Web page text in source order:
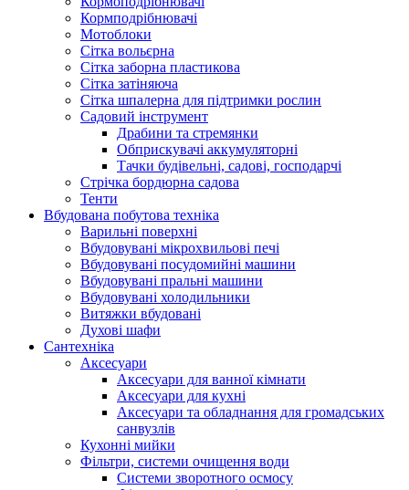
Кормподрібнювачі
Мотоблоки
Сітка вольєрна
Сітка заборна пластикова
Сітка затіняюча
Сітка шпалерна для підтримки рослин
Садовий інструмент
Драбини та стремянки
Обприскувачі аккумуляторні
Тачки будівельні, садові, господарчі
Стрічка бордюрна садова
Тенти
Вбудована побутова техніка
Варильні поверхні
Вбудовувані мікрохвильові печі
Вбудовувані посудомийні машини
Вбудовувані пральні машини
Вбудовувані холодильники
Витяжки вбудовані
Духові шафи
Сантехніка
Аксесуари
Аксесуари для ванної кімнати
Аксесуари для кухні
Аксесуари та обладнання для громадських
санвузлів
Кухонні мийки
Фільтри, системи очищення води
Системи зворотного осмосу